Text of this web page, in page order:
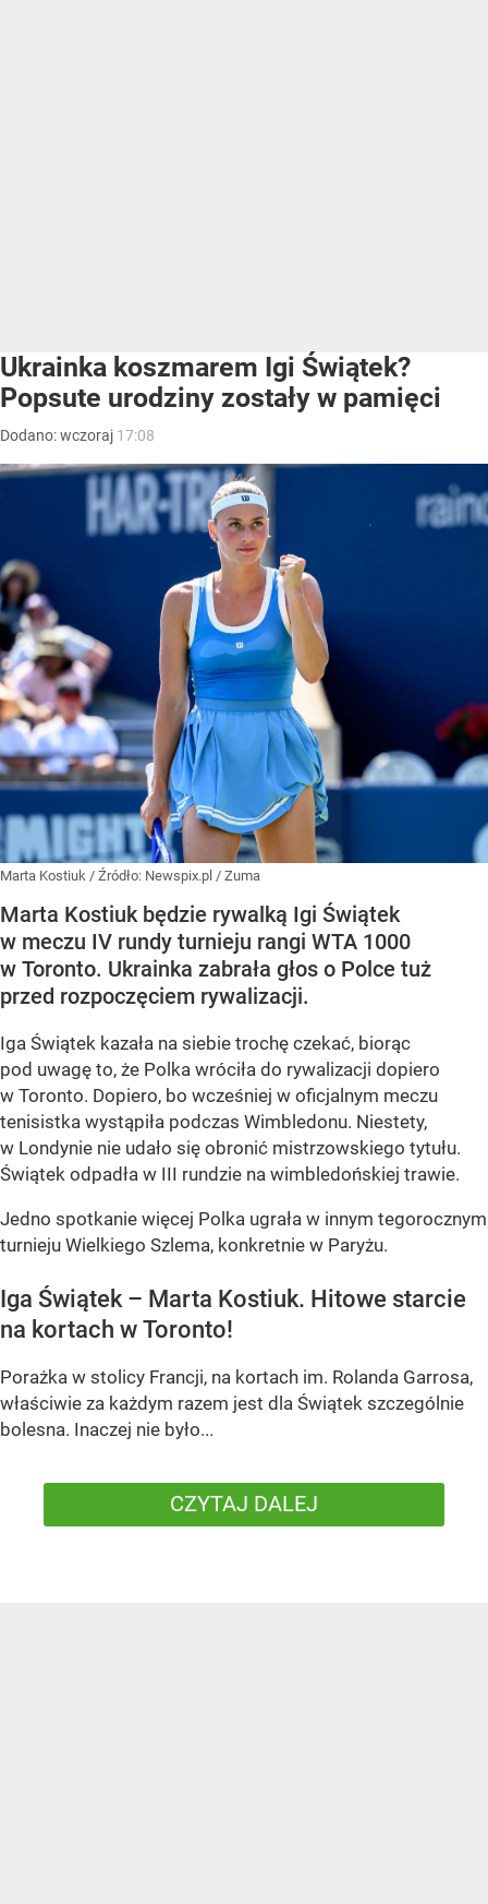
Ukrainka koszmarem Igi Świątek?
Popsute urodziny zostały w pamięci
Dodano:wczoraj 17:08
Marta Kostiuk / Źródło: Newspix.pl / Zuma
Marta Kostiuk będzie rywalką Igi Świątek
w meczu IV rundy turnieju rangi WTA 1000
w Toronto. Ukrainka zabrała głos o Polce tuż
przed rozpoczęciem rywalizacji.
Iga Świątek kazała na siebie trochę czekać, biorąc
pod uwagę to, że Polka wróciła do rywalizacji dopiero
w Toronto. Dopiero, bo wcześniej w oficjalnym meczu
tenisistka wystąpiła podczas Wimbledonu. Niestety,
w Londynie nie udało się obronić mistrzowskiego tytułu.
Świątek odpadła w III rundzie na wimbledońskiej trawie.
Jedno spotkanie więcej Polka ugrała w innym tegorocznym
turnieju Wielkiego Szlema, konkretnie w Paryżu.
Iga Świątek – Marta Kostiuk. Hitowe starcie
na kortach w Toronto!
Porażka w stolicy Francji, na kortach im. Rolanda Garrosa,
właściwie za każdym razem jest dla Świątek szczególnie
bolesna. Inaczej nie było...
CZYTAJ DALEJ